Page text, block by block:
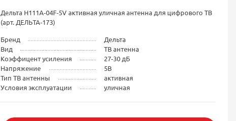
Дельта Н111А-04F-5V активная уличная антенна для цифрового ТВ
(арт. ДЕЛЬТА-173)
Бренд
Дельта
Вид
ТВ антенна
Коэффицент усиления
27-30 дБ
Напряжение
5В
Тип ТВ антенны
активная
Условия эксплуатации
уличная